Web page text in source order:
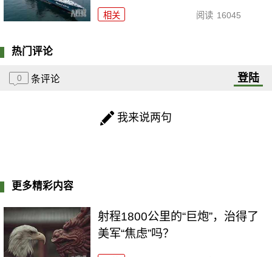
相关 阅读 16045
热门评论
0 条评论 登陆
我来说两句
更多精彩内容
射程1800公里的“巨炮”，治得了
美军“焦虑”吗？